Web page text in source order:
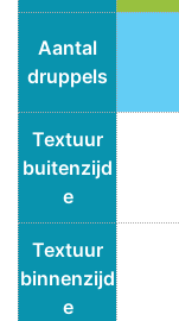
Aantal
druppels
Textuur
buitenzijd
e
Textuur
binnenzijd
e